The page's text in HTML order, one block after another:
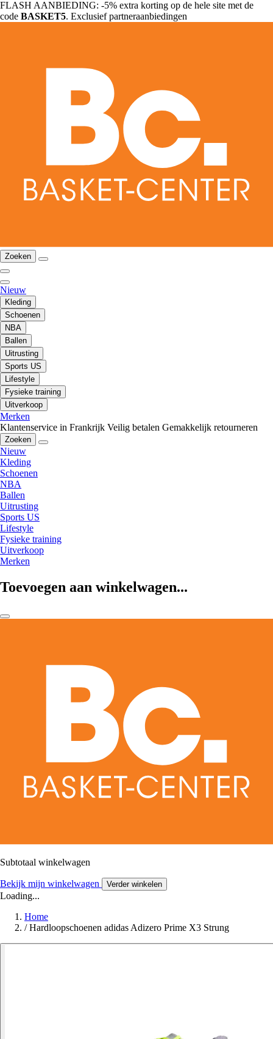
FLASH AANBIEDING: -5% extra korting op de hele site met de
code BASKET5. Exclusief partneraanbiedingen
Zoeken
Nieuw
Kleding
Schoenen
NBA
Ballen
Uitrusting
Sports US
Lifestyle
Fysieke training
Uitverkoop
Merken
Klantenservice in Frankrijk Veilig betalen Gemakkelijk retourneren
Zoeken
Nieuw
Kleding
Schoenen
NBA
Ballen
Uitrusting
Sports US
Lifestyle
Fysieke training
Uitverkoop
Merken
Toevoegen aan winkelwagen...
Subtotaal winkelwagen
Bekijk mijn winkelwagen Verder winkelen
Loading...
Home
/ Hardloopschoenen adidas Adizero Prime X3 Strung